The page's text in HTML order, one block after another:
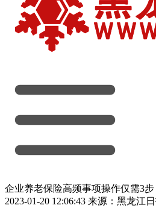
企业养老保险高频事项操作仅需3步
2023-01-20 12:06:43 来源：黑龙江